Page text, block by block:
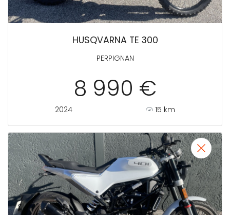
HUSQVARNA TE 300
PERPIGNAN
8 990 €
2024 15 km